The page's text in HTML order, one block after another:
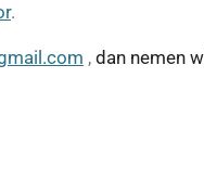
.
, dan nemen